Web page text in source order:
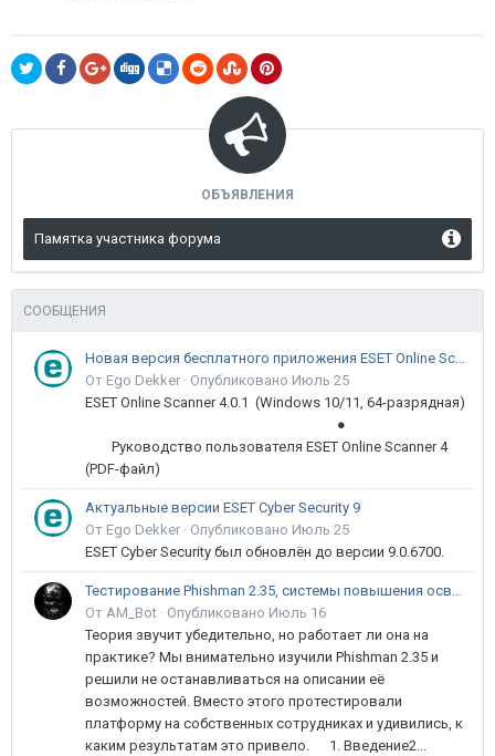
ОБЪЯВЛЕНИЯ
Памятка участника форума
СООБЩЕНИЯ
Новая версия бесплатного приложения ESET Online Scanner доступна пользователям
От Ego Dekker · Опубликовано Июль 25
ESET Online Scanner 4.0.1 (Windows 10/11, 64-разрядная)
●
Руководство пользователя ESET Online Scanner 4
(PDF-файл)
Актуальные версии ESET Cyber Security 9
От Ego Dekker · Опубликовано Июль 25
ESET Cyber Security был обновлён до версии 9.0.6700.
Тестирование Phishman 2.35, системы повышения осведомлённости пользователей в сфере ИБ
От AM_Bot · Опубликовано Июль 16
Теория звучит убедительно, но работает ли она на
практике? Мы внимательно изучили Phishman 2.35 и
решили не останавливаться на описании её
возможностей. Вместо этого протестировали
платформу на собственных сотрудниках и удивились, к
каким результатам это привело. 1. Введение2...